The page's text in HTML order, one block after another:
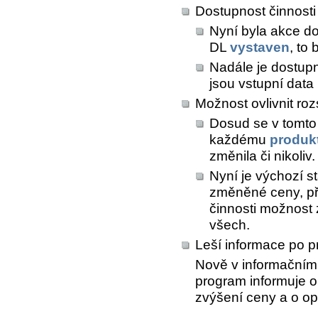
Dostupnost
Nyní byla akce
DL vystaven, to
Nadále je
jsou vstupní
Možnost ovlivnit
Dosud se v
každému
změnila či nikoliv.
Nyní je výchozí
změněné ceny,
činnosti možnost
všech.
Leší informace po
Nově v
program informuje
zvýšení ceny a o